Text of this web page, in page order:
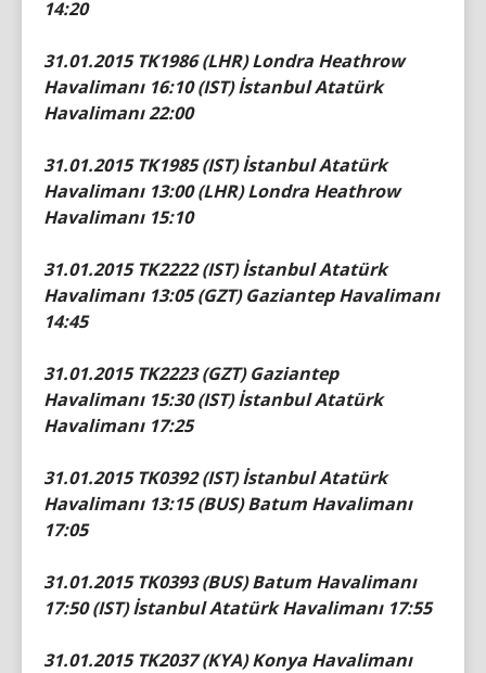
14:20
31.01.2015 TK1986 (LHR) Londra Heathrow
Havalimanı 16:10 (IST) İstanbul Atatürk
Havalimanı 22:00
31.01.2015 TK1985 (IST) İstanbul Atatürk
Havalimanı 13:00 (LHR) Londra Heathrow
Havalimanı 15:10
31.01.2015 TK2222 (IST) İstanbul Atatürk
Havalimanı 13:05 (GZT) Gaziantep Havalimanı
14:45
31.01.2015 TK2223 (GZT) Gaziantep
Havalimanı 15:30 (IST) İstanbul Atatürk
Havalimanı 17:25
31.01.2015 TK0392 (IST) İstanbul Atatürk
Havalimanı 13:15 (BUS) Batum Havalimanı
17:05
31.01.2015 TK0393 (BUS) Batum Havalimanı
17:50 (IST) İstanbul Atatürk Havalimanı 17:55
31.01.2015 TK2037 (KYA) Konya Havalimanı